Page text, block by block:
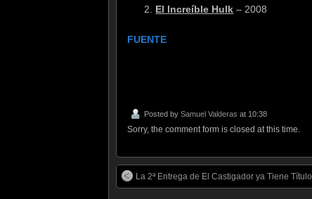
El Increíble Hulk – 2008
FUENTE
Posted by Samuel Valderas at 10:38
Sorry, the comment form is closed at this time.
La 2ª Entrega de El Castigador ya Tiene Título